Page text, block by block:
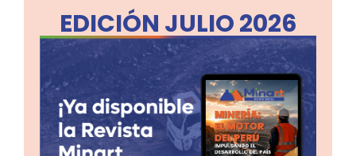
EDICIÓN JULIO 2026